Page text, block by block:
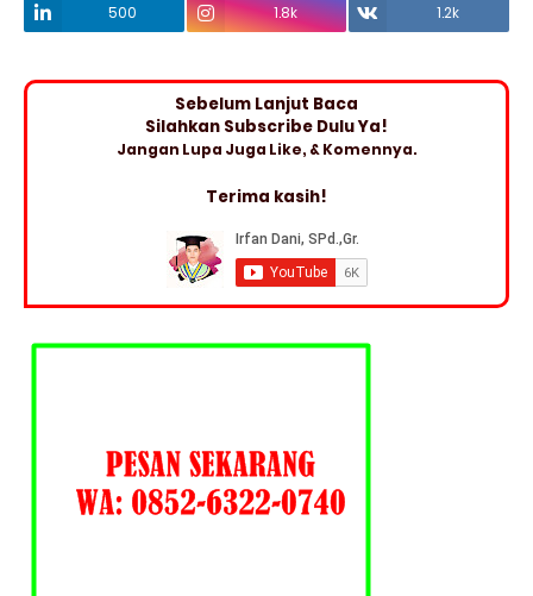
500
1.8k 1.2k
Sebelum Lanjut Baca
Silahkan Subscribe Dulu Ya!
Jangan Lupa Juga Like, & Komennya.
Terima kasih!